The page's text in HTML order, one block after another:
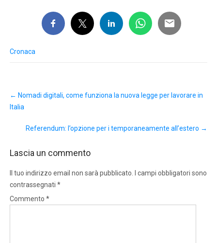
Cronaca
navigation
← Nomadi digitali, come funziona la nuova legge per lavorare in
Italia
Referendum: l’opzione per i temporaneamente all’estero →
Lascia un commento
Il tuo indirizzo email non sarà pubblicato.
I campi obbligatori sono
contrassegnati *
Commento *